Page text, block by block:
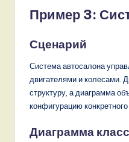
Пример 3:
Сценарий
Система автосалона
двигателями и колесами.
структуру, а диаграмма
конфигурацию
Диаграмма